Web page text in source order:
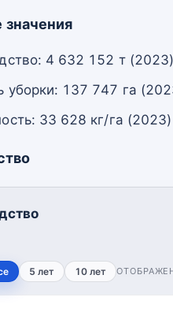
4 632 152 т (2023)
уборки: 137 747 га
33 628 кг/га (2023)
5 лет 10 лет